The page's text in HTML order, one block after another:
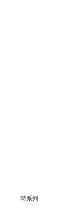
時系列